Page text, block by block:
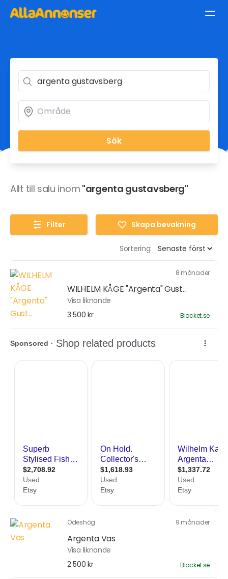
Sök
Allt till salu inom "argenta gustavsberg"
Filter Skapa bevakning
Sortering:
8 månader
WILHELM KÅGE "Argenta" Gust...
Visa liknande
3 500 kr
Blocket.se
Ödeshög 9 månader
Argenta Vas
Visa liknande
2 500 kr
Blocket.se